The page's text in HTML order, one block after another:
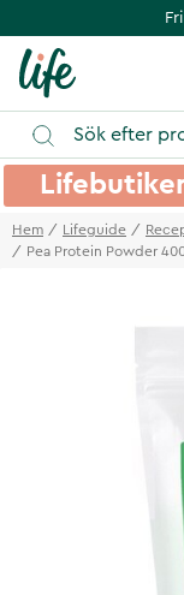
Hem Lifeguide
Pea Protein Powder